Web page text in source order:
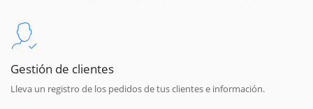
Gestión de clientes
Lleva un registro de los pedidos de tus clientes e información.